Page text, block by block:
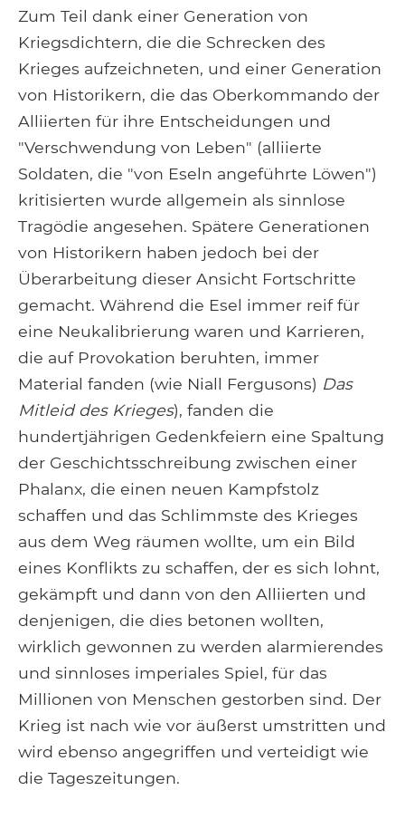
Zum Teil dank einer Generation von
Kriegsdichtern, die die Schrecken des
Krieges aufzeichneten, und einer Generation
von Historikern, die das Oberkommando der
Alliierten für ihre Entscheidungen und
"Verschwendung von Leben" (alliierte
Soldaten, die "von Eseln angeführte Löwen")
kritisierten wurde allgemein als sinnlose
Tragödie angesehen. Spätere Generationen
von Historikern haben jedoch bei der
Überarbeitung dieser Ansicht Fortschritte
gemacht. Während die Esel immer reif für
eine Neukalibrierung waren und Karrieren,
die auf Provokation beruhten, immer
Material fanden (wie Niall Fergusons) Das
Mitleid des Krieges), fanden die
hundertjährigen Gedenkfeiern eine Spaltung
der Geschichtsschreibung zwischen einer
Phalanx, die einen neuen Kampfstolz
schaffen und das Schlimmste des Krieges
aus dem Weg räumen wollte, um ein Bild
eines Konflikts zu schaffen, der es sich lohnt,
gekämpft und dann von den Alliierten und
denjenigen, die dies betonen wollten,
wirklich gewonnen zu werden alarmierendes
und sinnloses imperiales Spiel, für das
Millionen von Menschen gestorben sind. Der
Krieg ist nach wie vor äußerst umstritten und
wird ebenso angegriffen und verteidigt wie
die Tageszeitungen.